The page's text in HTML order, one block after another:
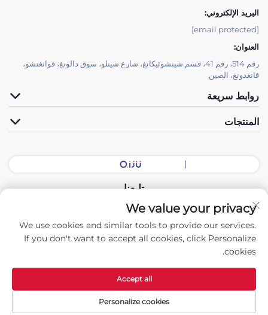
البريد الإلكتروني:
[email protected]
العنوان:
رقم 514، رقم 41، قسم شينشوئيكانغ، شارع شينلو، سوق دالونغ، قوانغتشو،
قانغدونغ، الصين
روابط سريعة
المنتجات
تابعنا
حقوق النشر © 2026 شركة الصين قوانغدونغ لقاعة المعدات الذكية المحدودة.
جميع الحقوق محفوظة. -سياسة الخصوصية
We value your privacy
We use cookies and similar tools to provide our services.
If you don't want to accept all cookies, click Personalize
cookies.
Personalize cookies
Accept all